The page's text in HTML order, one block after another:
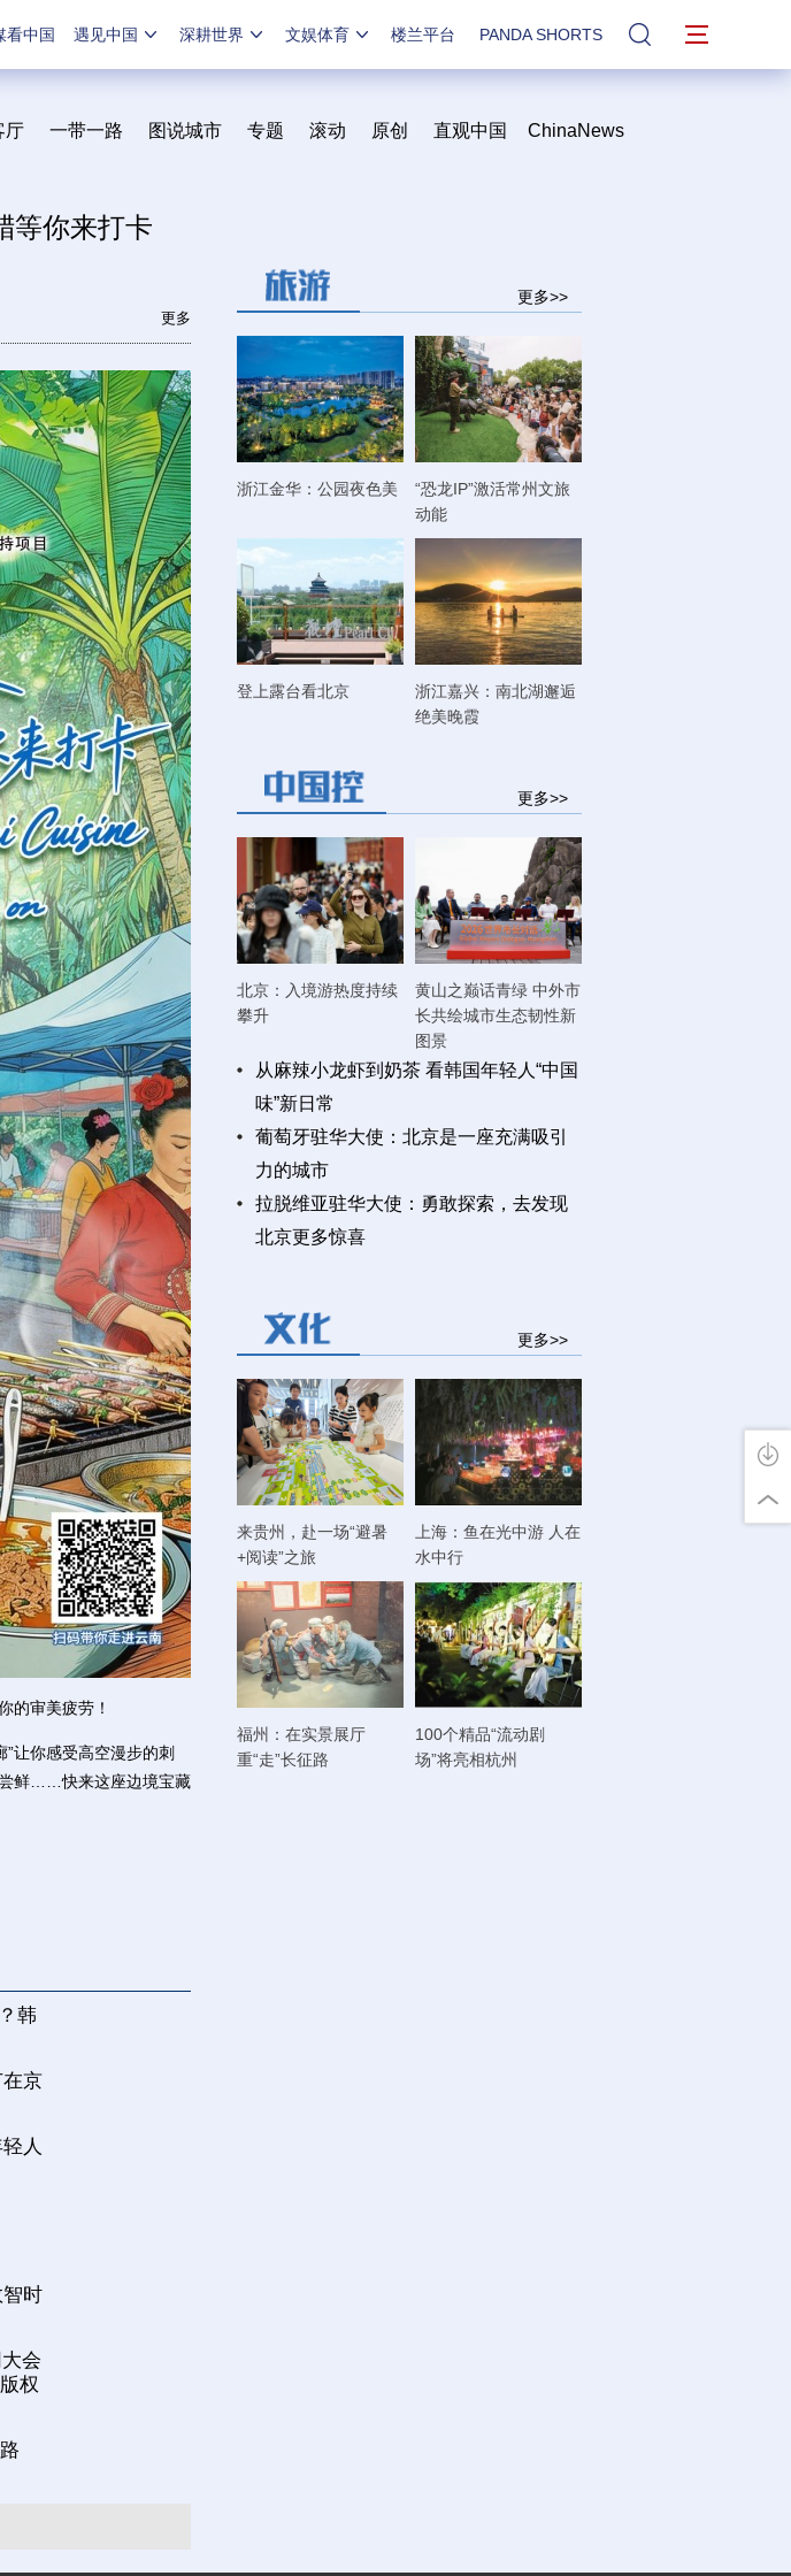
看中国 遇见中国 深耕世界 文娱体育 楼兰平台 PANDA SHORTS 站内搜索
厅 一带一路 图说城市 专题 滚动 原创 直观中国 ChinaNews
等你来打卡
更多
的审美疲劳！
让你感受高空漫步的刺
尝鲜……快来这座边境宝藏
韩
京
人
时
会
权
更多>>
浙江金华：公园夜色美
“恐龙IP”激活常州文旅
动能
登上露台看北京
浙江嘉兴：南北湖邂逅
绝美晚霞
更多>>
北京：入境游热度持续
攀升
黄山之巅话青绿 中外市
长共绘城市生态韧性新
图景
从麻辣小龙虾到奶茶 看韩国年轻人“中国
味”新日常
葡萄牙驻华大使：北京是一座充满吸引
力的城市
拉脱维亚驻华大使：勇敢探索，去发现
北京更多惊喜
更多>>
来贵州，赴一场“避暑
+阅读”之旅
上海：鱼在光中游 人在
水中行
福州：在实景展厅
重“走”长征路
100个精品“流动剧
场”将亮相杭州